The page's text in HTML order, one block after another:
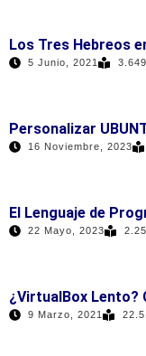
Los Tres Hebreos
5 Junio, 2021 3.649
Personalizar
16 Noviembre, 2023
El Lenguaje de
22 Mayo, 2023
¿VirtualBox Lento?
9 Marzo, 2021